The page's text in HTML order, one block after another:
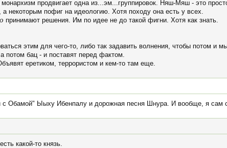
продвигает одна из...эм...группировок. Няш-Мяш - это
некоторым пофиг на идеологию. Хотя походу она есть у всех.
принимают решения. Им по идее не до такой фигни. Хотя как знать.
этим для чего-то, либо так задавить волнения, чтобы потом и
потом бац - и поставят перед фактом.
еретиком, террористом и кем-то там еще.
с Обамой" Ыыху Ибенпалу и дорожная песня Шнура. И вообще, я сам
какой-то князь.